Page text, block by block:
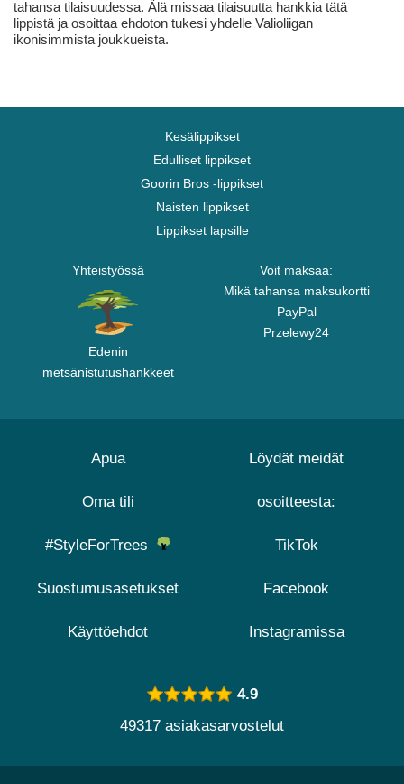
tahansa tilaisuudessa. Älä missaa tilaisuutta hankkia tätä
lippistä ja osoittaa ehdoton tukesi yhdelle Valioliigan
ikonisimmista joukkueista.
Kesälippikset
Edulliset lippikset
Goorin Bros -lippikset
Naisten lippikset
Lippikset lapsille
Yhteistyössä
Edenin
metsänistutushankkeet
Voit maksaa:
Mikä tahansa maksukortti
PayPal
Przelewy24
Apua
Oma tili
#StyleForTrees
Suostumusasetukset
Käyttöehdot
Löydät meidät
osoitteesta:
TikTok
Facebook
Instagramissa
4.9
49317 asiakasarvostelut